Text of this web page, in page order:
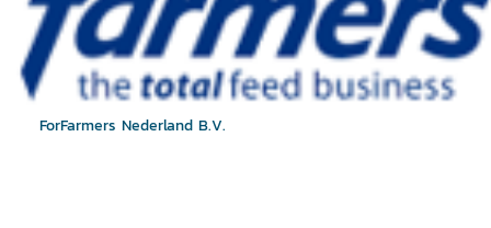
ForFarmers Nederland B.V.